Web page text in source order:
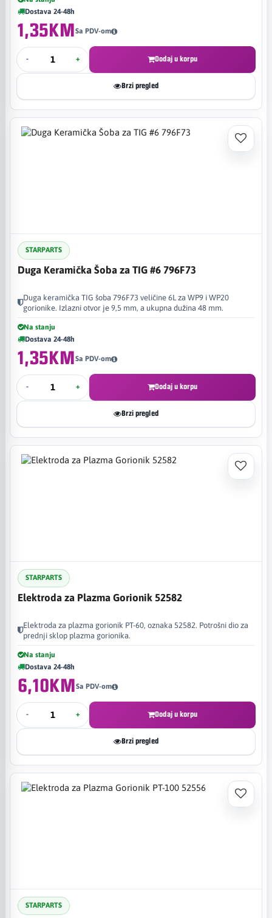
Dostava 24-48h
1,35KMSa PDV-om
- + Dodaj u korpu
Brzi pregled
STARPARTS
Duga Keramička Šoba za TIG #6 796F73
Duga keramička TIG šoba 796F73 veličine 6L za WP9 i WP20
gorionike. Izlazni otvor je 9,5 mm, a ukupna dužina 48 mm.
Na stanju
Dostava 24-48h
1,35KMSa PDV-om
- + Dodaj u korpu
Brzi pregled
STARPARTS
Elektroda za Plazma Gorionik 52582
Elektroda za plazma gorionik PT-60, oznaka 52582. Potrošni dio za
prednji sklop plazma gorionika.
Na stanju
Dostava 24-48h
6,10KMSa PDV-om
- + Dodaj u korpu
Brzi pregled
STARPARTS